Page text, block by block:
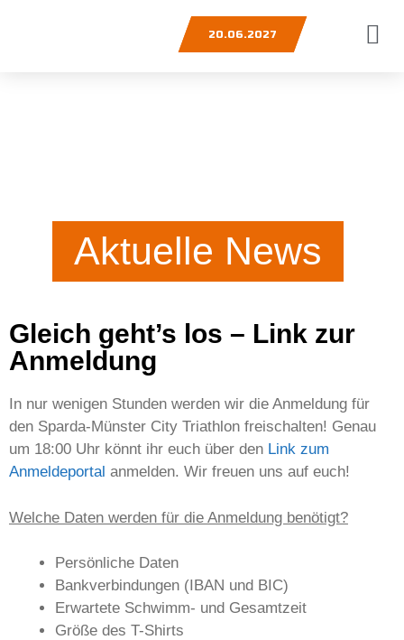
20.06.2027
Aktuelle News
Gleich geht’s los – Link zur
Anmeldung
In nur wenigen Stunden werden wir die Anmeldung für
den Sparda-Münster City Triathlon freischalten! Genau
um 18:00 Uhr könnt ihr euch über den Link zum
Anmeldeportal anmelden. Wir freuen uns auf euch!
Welche Daten werden für die Anmeldung benötigt?
Persönliche Daten
Bankverbindungen (IBAN und BIC)
Erwartete Schwimm- und Gesamtzeit
Größe des T-Shirts